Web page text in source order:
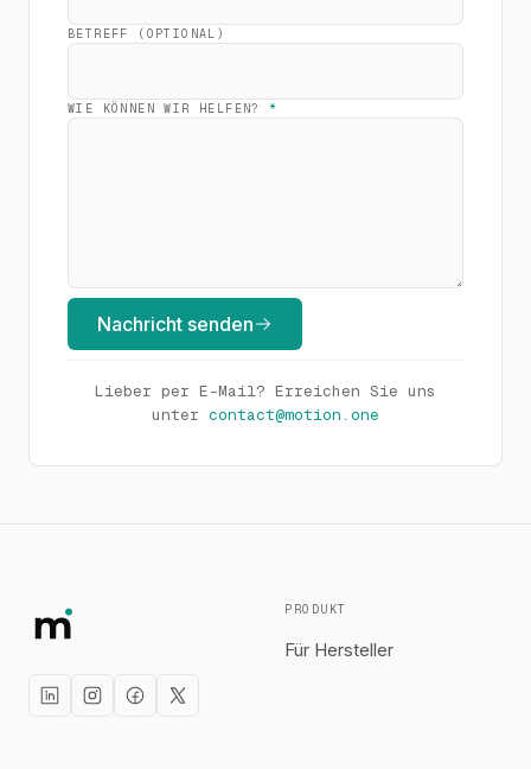
BETREFF (OPTIONAL)
WIE KÖNNEN WIR HELFEN? *
Nachricht senden
Lieber per E-Mail? Erreichen Sie uns
unter contact@motion.one
PRODUKT
Für Hersteller